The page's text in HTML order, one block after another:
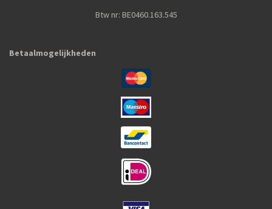
Btw nr: BE0460.163.545
Betaalmogelijkheden